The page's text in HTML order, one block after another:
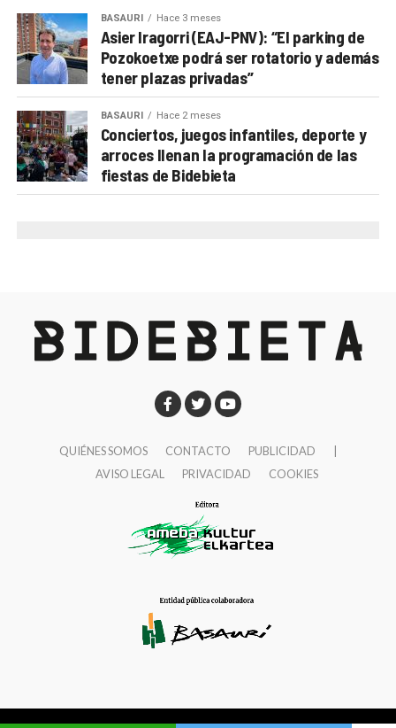
Más allá de las charlas y proyecciones, el evento
buscaacercar la cultura de la montaña a la
ciudadanía
y fomentar valores como la sostenibilidad,
la cooperación y la igualdad en este ámbito
históricamente dominado por hombres.
PROGRAMA MENDI ASTEA ARRIGORRIAGA 2025
Lunes, 10 de noviembre
19:00Elkarregaz (Elixabete, Johanna y Bego).“GR
11, algo más que una travesía”
Martes, 18 de noviembre
Pipi Cardell“Nanga Parbat (8.125 m) – Vía
‘Nezabudka’”
Jueves, 20 de noviembre
Alex Txikon
BASAURI Hace 3 meses
Asier Iragorri (EAJ-PNV): “El parking de
Pozokoetxe podrá ser rotatorio y además
tener plazas privadas”
BASAURI Hace 2 meses
Conciertos, juegos infantiles, deporte y
arroces llenan la programación de las
fiestas de Bidebieta
QUIÉNES SOMOS CONTACTO PUBLICIDAD
AVISO LEGAL
PRIVACIDAD COOKIES